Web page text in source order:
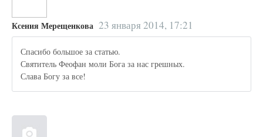
Ксения Мерещенкова 23 января 2014, 17:21
Спасибо большое за статью.
Святитель Феофан моли Бога за нас грешных.
Слава Богу за все!